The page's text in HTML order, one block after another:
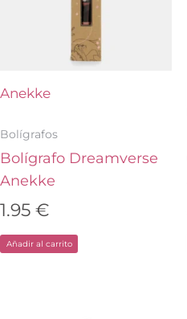
Anekke
Bolígrafos
Bolígrafo Dreamverse
Anekke
1.95 €
Añadir al carrito